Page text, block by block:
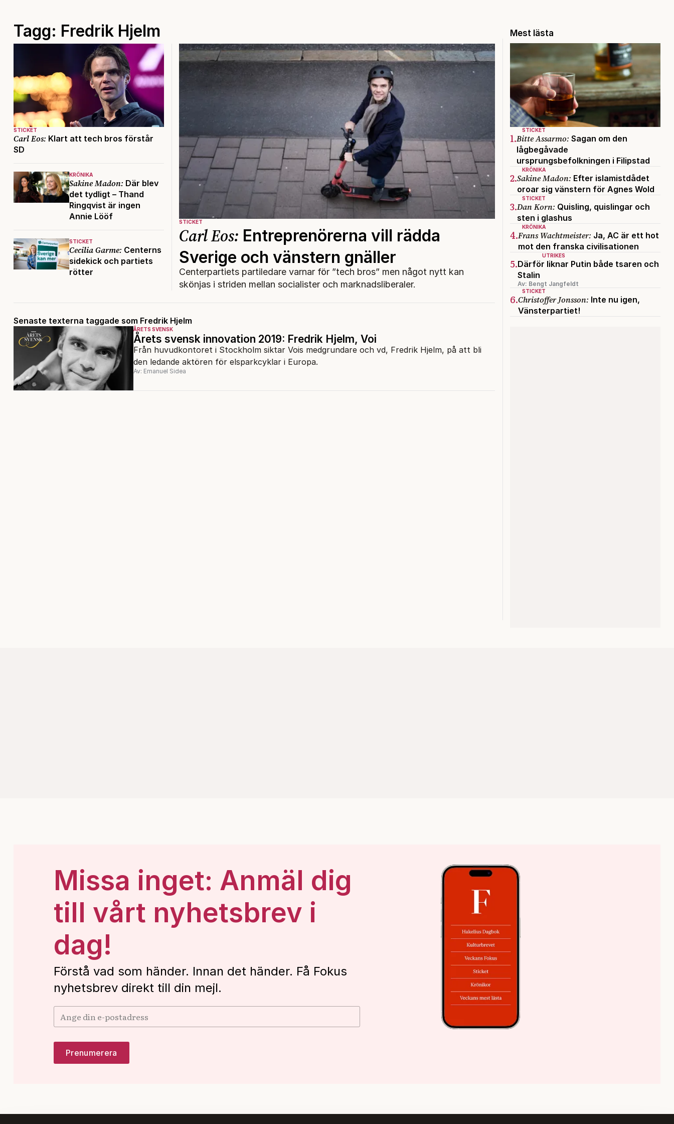
Tagg: Fredrik Hjelm
STICKET
Carl Eos: Klart att tech bros förstår
SD
KRÖNIKA
Sakine Madon: Där blev
det tydligt – Thand
Ringqvist är ingen
Annie Lööf
STICKET
Cecilia Garme: Centerns
sidekick och partiets
rötter
STICKET
Carl Eos: Entreprenörerna vill rädda
Sverige och vänstern gnäller
Centerpartiets partiledare varnar för ”tech bros” men något nytt kan
skönjas i striden mellan socialister och marknadsliberaler.
Senaste texterna taggade som Fredrik Hjelm
ÅRETS SVENSK
Årets svensk innovation 2019: Fredrik Hjelm, Voi
Från huvudkontoret i Stockholm siktar Vois medgrundare och vd, Fredrik Hjelm, på att bli
den ledande aktören för elsparkcyklar i Europa.
Av: Emanuel Sidea
Mest lästa
STICKET
1.Bitte Assarmo: Sagan om den
lågbegåvade
ursprungsbefolkningen i Filipstad
KRÖNIKA
2.Sakine Madon: Efter islamistdådet
oroar sig vänstern för Agnes Wold
STICKET
3.Dan Korn: Quisling, quislingar och
sten i glashus
KRÖNIKA
4.Frans Wachtmeister: Ja, AC är ett hot
mot den franska civilisationen
UTRIKES
5.Därför liknar Putin både tsaren och
Stalin
Av: Bengt Jangfeldt
STICKET
6.Christoffer Jonsson: Inte nu igen,
Vänsterpartiet!
Missa inget: Anmäl dig
till vårt nyhetsbrev i
dag!
Förstå vad som händer. Innan det händer. Få Fokus
nyhetsbrev direkt till din mejl.